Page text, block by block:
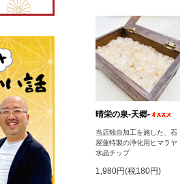
晴栄の泉‐天郷‐
当店独自加工を施した、石
屋蓮特製の浄化用ヒマラヤ
水晶チップ
1,980円(税180円)